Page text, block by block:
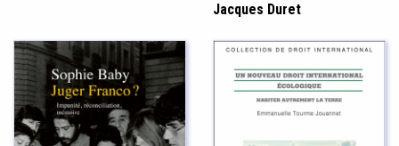
Jacques Duret